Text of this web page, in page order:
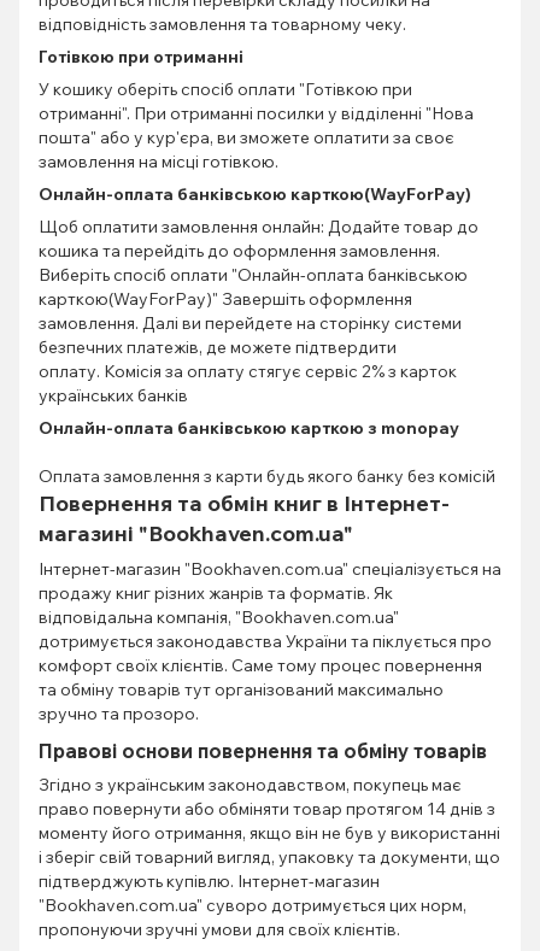
відповідність замовлення та товарному чеку.
Готівкою при отриманні
У кошику оберіть спосіб оплати "Готівкою при
отриманні". При отриманні посилки у відділенні "Нова
пошта" або у кур'єра, ви зможете оплатити за своє
замовлення на місці готівкою.
Онлайн-оплата банківською карткою(WayForPay)
Щоб оплатити замовлення онлайн: Додайте товар до
кошика та перейдіть до оформлення замовлення.
Виберіть спосіб оплати "Онлайн-оплата банківською
карткою(WayForPay)" Завершіть оформлення
замовлення. Далі ви перейдете на сторінку системи
безпечних платежів, де можете підтвердити
оплату. Комісія за оплату стягує сервіс 2% з карток
українських банків
Онлайн-оплата банківською карткою з monopay
Оплата замовлення з карти будь якого банку без комісій
Повернення та обмін книг в Інтернет-
магазині "Bookhaven.com.ua"
Інтернет-магазин "Bookhaven.com.ua" спеціалізується на
продажу книг різних жанрів та форматів. Як
відповідальна компанія, "Bookhaven.com.ua"
дотримується законодавства України та піклується про
комфорт своїх клієнтів. Саме тому процес повернення
та обміну товарів тут організований максимально
зручно та прозоро.
Правові основи повернення та обміну товарів
Згідно з українським законодавством, покупець має
право повернути або обміняти товар протягом 14 днів з
моменту його отримання, якщо він не був у використанні
і зберіг свій товарний вигляд, упаковку та документи, що
підтверджують купівлю. Інтернет-магазин
"Bookhaven.com.ua" суворо дотримується цих норм,
пропонуючи зручні умови для своїх клієнтів.